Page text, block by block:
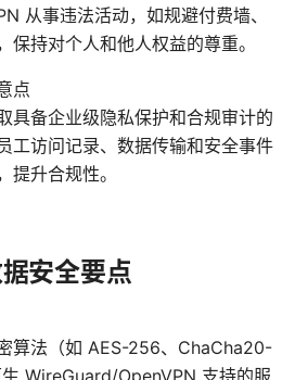
从事违法活动，如规避付费墙、
保持对个人和他人权益的尊重。
点
具备企业级隐私保护和合规审计的
工访问记录、数据传输和安全事件
提升合规性。
安全要点
算法（如 AES-256、ChaCha20-